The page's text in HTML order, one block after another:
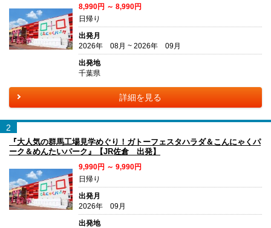
8,990円 ～ 8,990円
日帰り
出発月
2026年 08月 ~ 2026年 09月
出発地
千葉県
詳細を見る
2
『大人気の群馬工場見学めぐり！ガトーフェスタハラダ＆こんにゃくパ
ーク＆めんたいパーク』【JR佐倉 出発】
9,990円 ～ 9,990円
日帰り
出発月
2026年 09月
出発地